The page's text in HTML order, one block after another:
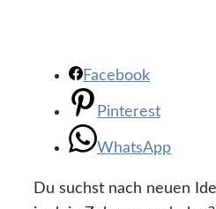
Facebook
Pinterest
WhatsApp
Du suchst nach neuen